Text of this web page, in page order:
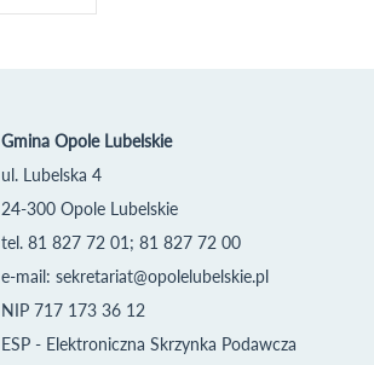
Gmina Opole Lubelskie
ul. Lubelska 4
24-300 Opole Lubelskie
tel. 81 827 72 01; 81 827 72 00
e-mail: sekretariat@opolelubelskie.pl
NIP 717 173 36 12
ESP - Elektroniczna Skrzynka Podawcza